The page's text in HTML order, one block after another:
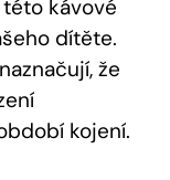
kávové
dítěte.
že
kojení.